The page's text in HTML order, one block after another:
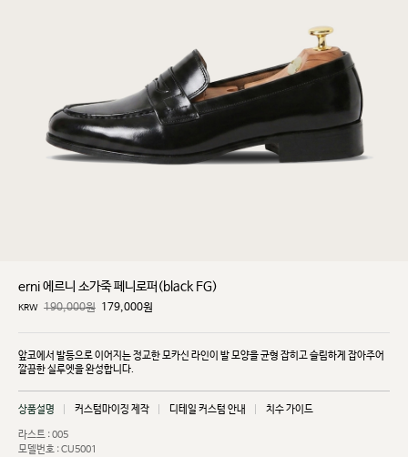
erni 에르니 소가죽 페니로퍼(black FG)
KRW 190,000원 179,000원
앞코에서 발등으로 이어지는 정교한 모카신 라인이 발 모양을 균형 잡히고 슬림하게 잡아주어
깔끔한실루엣을 완성합니다.
상품설명 커스텀마이징 제작 디테일 커스텀 안내 치수 가이드
라스트 : 005
모델번호 : CU5001